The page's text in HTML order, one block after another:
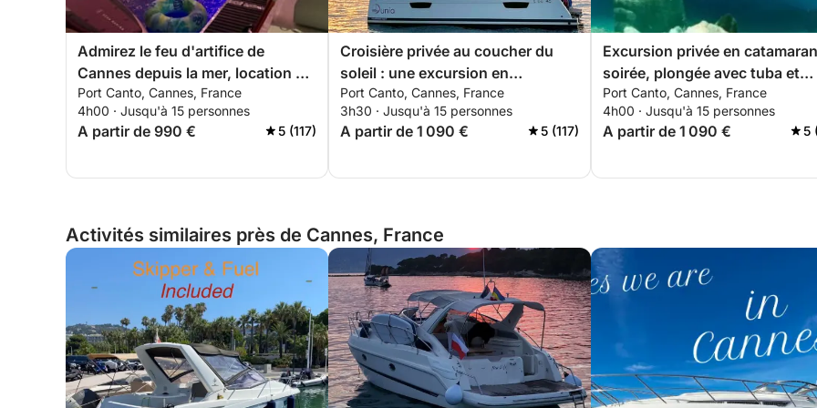
Admirez le feu d'artifice de
Cannes depuis la mer, location de
bateau privé
Port Canto, Cannes, France
4h00 · Jusqu'à 15 personnes
A partir de 990 € 5 (117)
Croisière privée au coucher du
soleil : une excursion en
catamaran entre mer et étoiles
Port Canto, Cannes, France
3h30 · Jusqu'à 15 personnes
A partir de 1 090 € 5 (117)
Excursion privée en
soirée, plongée avec tuba et
coucher de soleil aux îles de
Lérins depuis Cannes
Port Canto, Cannes, France
4h00 · Jusqu'à 15 personnes
A partir de 1 090 € 5
Activités similaires près de Cannes, France